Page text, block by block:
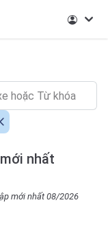
nhất
mới nhất 08/2026